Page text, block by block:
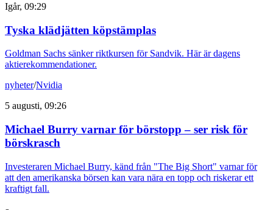
Igår, 09:29
Tyska klädjätten köpstämplas
Goldman Sachs sänker riktkursen för Sandvik. Här är dagens
aktierekommendationer.
nyheter/Nvidia
5 augusti, 09:26
Michael Burry varnar för börstopp – ser risk för
börskrasch
Investeraren Michael Burry, känd från "The Big Short" varnar för
att den amerikanska börsen kan vara nära en topp och riskerar ett
kraftigt fall.